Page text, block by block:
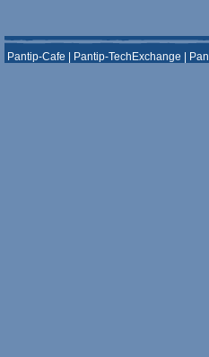
Pantip-Cafe Pantip-TechExchange